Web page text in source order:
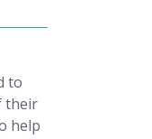
to
their
help